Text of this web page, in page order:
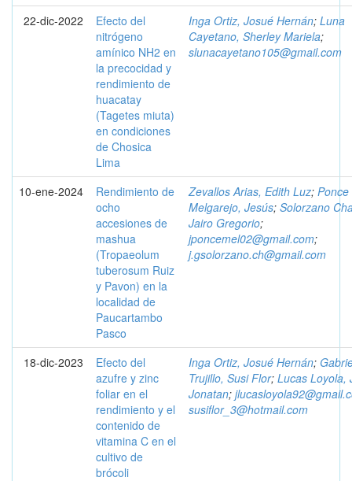
22-dic-2022
Efecto del
nitrógeno
amínico NH2 en
la precocidad y
rendimiento de
huacatay
(Tagetes miuta)
en condiciones
de Chosica
Lima
Inga Ortiz, Josué Hernán; Luna
Cayetano, Sherley Mariela;
slunacayetano105@gmail.com
10-ene-2024
Rendimiento de
ocho
accesiones de
mashua
(Tropaeolum
tuberosum Ruiz
y Pavon) en la
localidad de
Paucartambo
Pasco
Zevallos Arias, Edith Luz; Ponce
Melgarejo, Jesús; Solorzano
Jairo Gregorio;
jponcemel02@gmail.com;
j.gsolorzano.ch@gmail.com
18-dic-2023
Efecto del
azufre y zinc
foliar en el
rendimiento y el
contenido de
vitamina C en el
cultivo de
brócoli
Inga Ortiz, Josué Hernán;
Trujillo, Susi Flor; Lucas Loyola,
Jonatan;
susiflor_3@hotmail.com